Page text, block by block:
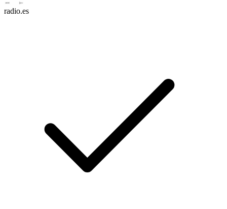
radio.es